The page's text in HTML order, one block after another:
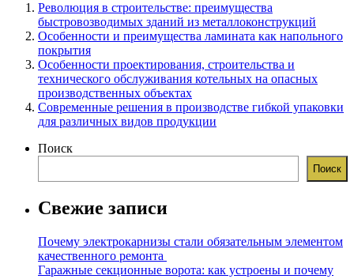
Революция в строительстве: преимущества
быстровозводимых зданий из металлоконструкций
Особенности и преимущества ламината как напольного
покрытия
Особенности проектирования, строительства и
технического обслуживания котельных на опасных
производственных объектах
Современные решения в производстве гибкой упаковки
для различных видов продукции
Поиск
Поиск
Свежие записи
Почему электрокарнизы стали обязательным элементом
качественного ремонта
Гаражные секционные ворота: как устроены и почему